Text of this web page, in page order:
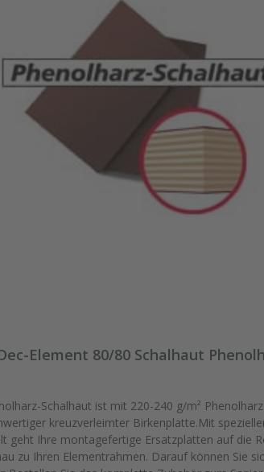
Element 80/80 Schalhaut
Schalhaut ist mit 220-240 g/m²
kreuzverleimter Birkenplatte.Mit
geht Ihre montagefertige Ersatzplatten auf die
zu Ihren Elementrahmen. Darauf können Sie